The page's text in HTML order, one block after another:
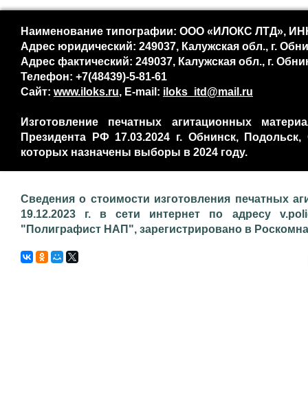
Наименование типографии: ООО «ИЛОКС ЛТД»,
Адрес юридический: 249037, Калужская обл., г.
Адрес фактический: 249037, Калужская обл., г.
Телефон: +7(48439)-5-81-61
Сайт: www.iloks.ru, E-mail: iloks_itd@mail.ru
Изготовление печатных агитационных
Президента РФ 17.03.2024 г. Обнинск,
которых назначены выборы в 2024 году.
Сведения о стоимости изготовления печатных
19.12.2023 г. в сети интернет по адресу
"Полиграфист НАП", зарегистрировано в